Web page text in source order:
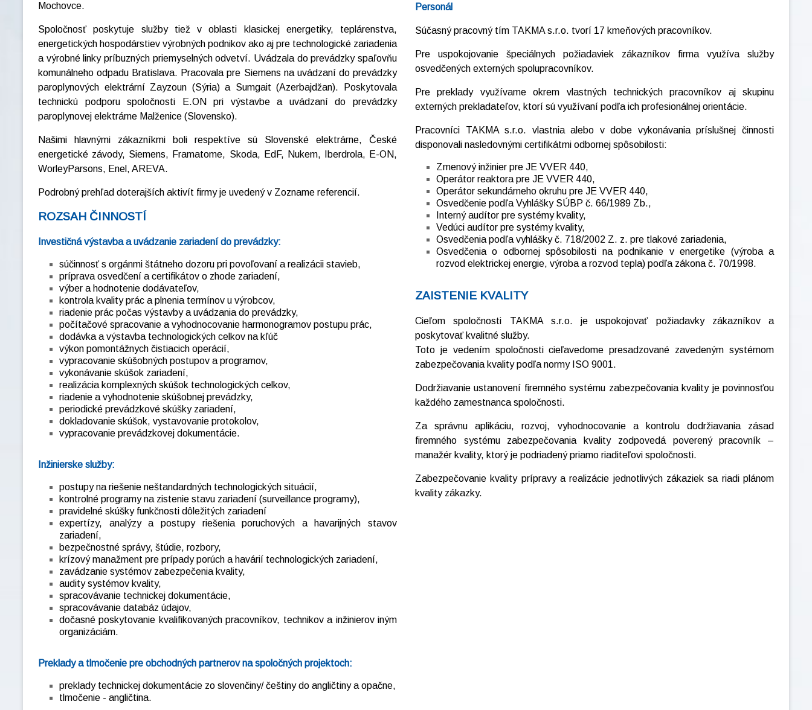
Mochovce.
Spoločnosť poskytuje služby tiež v oblasti klasickej energetiky, teplárenstva,
energetických hospodárstiev výrobných podnikov ako aj pre technologické zariadenia
a výrobné linky príbuzných priemyselných odvetví. Uvádzala do prevádzky spaľovňu
komunálneho odpadu Bratislava. Pracovala pre Siemens na uvádzaní do prevádzky
paroplynových elektrární Zayzoun (Sýria) a Sumgait (Azerbajdžan). Poskytovala
technickú podporu spoločnosti E.ON pri výstavbe a uvádzaní do prevádzky
paroplynovej elektrárne Malženice (Slovensko).
Našimi hlavnými zákazníkmi boli respektíve sú Slovenské elektrárne, České
energetické závody, Siemens, Framatome, Skoda, EdF, Nukem, Iberdrola, E-ON,
WorleyParsons, Enel, AREVA.
Podrobný prehľad doterajších aktivít firmy je uvedený v Zozname referencií.
ROZSAH ČINNOSTÍ
Investičná výstavba a uvádzanie zariadení do prevádzky:
súčinnosť s orgánmi štátneho dozoru pri povoľovaní a realizácii stavieb,
príprava osvedčení a certifikátov o zhode zariadení,
výber a hodnotenie dodávateľov,
kontrola kvality prác a plnenia termínov u výrobcov,
riadenie prác počas výstavby a uvádzania do prevádzky,
počítačové spracovanie a vyhodnocovanie harmonogramov postupu prác,
dodávka a výstavba technologických celkov na kľúč
výkon pomontážnych čistiacich operácií,
vypracovanie skúšobných postupov a programov,
vykonávanie skúšok zariadení,
realizácia komplexných skúšok technologických celkov,
riadenie a vyhodnotenie skúšobnej prevádzky,
periodické prevádzkové skúšky zariadení,
dokladovanie skúšok, vystavovanie protokolov,
vypracovanie prevádzkovej dokumentácie.
Inžinierske služby:
postupy na riešenie neštandardných technologických situácií,
kontrolné programy na zistenie stavu zariadení (surveillance programy),
pravidelné skúšky funkčnosti dôležitých zariadení
expertízy, analýzy a postupy riešenia poruchových a havarijných stavov
zariadení,
bezpečnostné správy, štúdie, rozbory,
krízový manažment pre prípady porúch a havárií technologických zariadení,
zavádzanie systémov zabezpečenia kvality,
audity systémov kvality,
spracovávanie technickej dokumentácie,
spracovávanie databáz údajov,
dočasné poskytovanie kvalifikovaných pracovníkov, technikov a inžinierov iným
organizáciám.
Preklady a tlmočenie pre obchodných partnerov na spoločných projektoch:
preklady technickej dokumentácie zo slovenčiny/ češtiny do angličtiny a opačne,
tlmočenie - angličtina.
Personál
Súčasný pracovný tím TAKMA s.r.o. tvorí 17 kmeňových pracovníkov.
Pre uspokojovanie špeciálnych požiadaviek zákazníkov firma využíva služby
osvedčených externých spolupracovníkov.
Pre preklady využívame okrem vlastných technických pracovníkov aj skupinu
externých prekladateľov, ktorí sú využívaní podľa ich profesionálnej orientácie.
Pracovníci TAKMA s.r.o. vlastnia alebo v dobe vykonávania príslušnej činnosti
disponovali nasledovnými certifikátmi odbornej spôsobilosti:
Zmenový inžinier pre JE VVER 440,
Operátor reaktora pre JE VVER 440,
Operátor sekundárneho okruhu pre JE VVER 440,
Osvedčenie podľa Vyhlášky SÚBP č. 66/1989 Zb.,
Interný audítor pre systémy kvality,
Vedúci audítor pre systémy kvality,
Osvedčenia podľa vyhlášky č. 718/2002 Z. z. pre tlakové zariadenia,
Osvedčenia o odbornej spôsobilosti na podnikanie v energetike (výroba a
rozvod elektrickej energie, výroba a rozvod tepla) podľa zákona č. 70/1998.
ZAISTENIE KVALITY
Cieľom spoločnosti TAKMA s.r.o. je uspokojovať požiadavky zákazníkov a
poskytovať kvalitné služby.
Toto je vedením spoločnosti cieľavedome presadzované zavedeným systémom
zabezpečovania kvality podľa normy ISO 9001.
Dodržiavanie ustanovení firemného systému zabezpečovania kvality je povinnosťou
každého zamestnanca spoločnosti.
Za správnu aplikáciu, rozvoj, vyhodnocovanie a kontrolu dodržiavania zásad
firemného systému zabezpečovania kvality zodpovedá poverený pracovník –
manažér kvality, ktorý je podriadený priamo riaditeľovi spoločnosti.
Zabezpečovanie kvality prípravy a realizácie jednotlivých zákaziek sa riadi plánom
kvality zákazky.